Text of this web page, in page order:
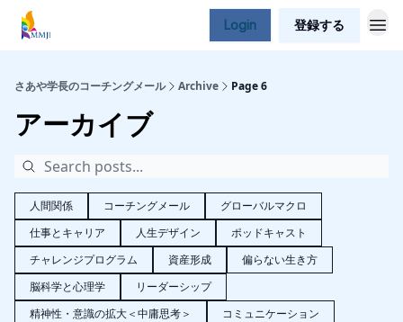
Login 登録する
さあや学長のコーチングメール Archive Page 6
アーカイブ
人間関係 コーチングメール
グローバルマクロ
仕事とキャリア
人生デザイン
ポッドキャスト
チャレンジプログラム
資産形成
偏らない生き方
脳科学と心理学
リーダーシップ
精神性・意識の拡大＜中庸思考＞
コミュニケーション